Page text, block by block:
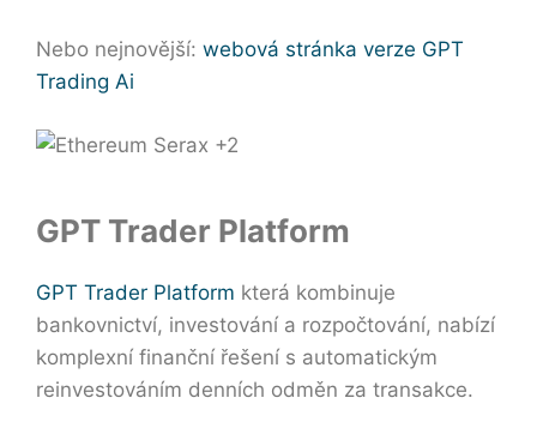
Nebo nejnovější: webová stránka verze GPT
Trading Ai
GPT Trader Platform
GPT Trader Platform která kombinuje
bankovnictví, investování a rozpočtování, nabízí
komplexní finanční řešení s automatickým
reinvestováním denních odměn za transakce.